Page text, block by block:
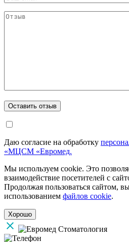
Даю согласие на обработку
«МЦСМ «Евромед.
Мы используем cookie. Это
взаимодействие посетителей с
Продолжая пользоваться сайтом,
использованием файлов cookie.
Хорошо